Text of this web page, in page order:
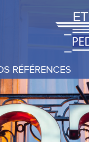
RÉFÉRENCES